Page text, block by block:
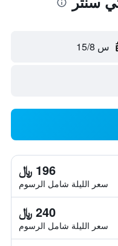
س 15/8
196 ﷼
سعر الليلة شامل الرسوم
240 ﷼
سعر الليلة شامل الرسوم